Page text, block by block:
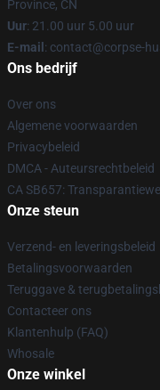
Province, CN
Uur: 21.00 uur 5.00 uur
E-mail : contact@corpse-
Ons bedrijf
Over ons
Algemene voorwaarden
Privacybeleid
DMCA - Auteursrechtbeleid
CA SB657:
Onze steun
Verzend- en leveringsbeleid
Betalingsvoorwaarden
Teruggave &
Contacteer ons
Klantenhulp (FAQ)
Whosale
Onze winkel